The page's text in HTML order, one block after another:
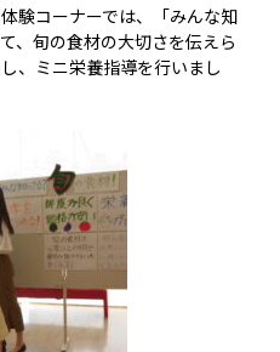
験コーナーでは、「みんな知
、旬の食材の大切さを伝えら
、ミニ栄養指導を行いまし